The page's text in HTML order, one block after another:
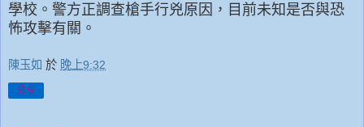
學校。警方正調查槍手行兇原因，目前未知是否與恐
怖攻擊有關。
陳玉如 於 晚上9:32
分享